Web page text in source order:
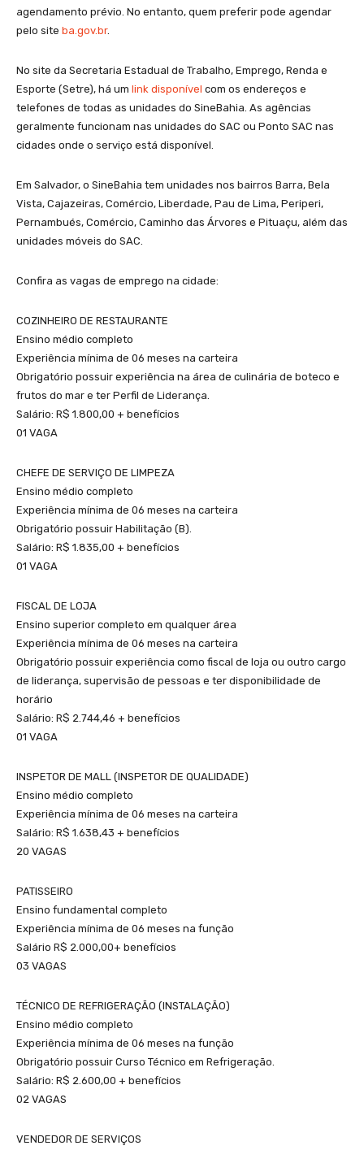
agendamento prévio. No entanto, quem preferir pode agendar
pelo site ba.gov.br.
No site da Secretaria Estadual de Trabalho, Emprego, Renda e
Esporte (Setre), há um link disponível com os endereços e
telefones de todas as unidades do SineBahia. As agências
geralmente funcionam nas unidades do SAC ou Ponto SAC nas
cidades onde o serviço está disponível.
Em Salvador, o SineBahia tem unidades nos bairros Barra, Bela
Vista, Cajazeiras, Comércio, Liberdade, Pau de Lima, Periperi,
Pernambués, Comércio, Caminho das Árvores e Pituaçu, além das
unidades móveis do SAC.
Confira as vagas de emprego na cidade:
COZINHEIRO DE RESTAURANTE
Ensino médio completo
Experiência mínima de 06 meses na carteira
Obrigatório possuir experiência na área de culinária de boteco e
frutos do mar e ter Perfil de Liderança.
Salário: R$ 1.800,00 + benefícios
01 VAGA
CHEFE DE SERVIÇO DE LIMPEZA
Ensino médio completo
Experiência mínima de 06 meses na carteira
Obrigatório possuir Habilitação (B).
Salário: R$ 1.835,00 + benefícios
01 VAGA
FISCAL DE LOJA
Ensino superior completo em qualquer área
Experiência mínima de 06 meses na carteira
Obrigatório possuir experiência como fiscal de loja ou outro cargo
de liderança, supervisão de pessoas e ter disponibilidade de
horário
Salário: R$ 2.744,46 + benefícios
01 VAGA
INSPETOR DE MALL (INSPETOR DE QUALIDADE)
Ensino médio completo
Experiência mínima de 06 meses na carteira
Salário: R$ 1.638,43 + benefícios
20 VAGAS
PATISSEIRO
Ensino fundamental completo
Experiência mínima de 06 meses na função
Salário R$ 2.000,00+ benefícios
03 VAGAS
TÉCNICO DE REFRIGERAÇÃO (INSTALAÇÃO)
Ensino médio completo
Experiência mínima de 06 meses na função
Obrigatório possuir Curso Técnico em Refrigeração.
Salário: R$ 2.600,00 + benefícios
02 VAGAS
VENDEDOR DE SERVIÇOS